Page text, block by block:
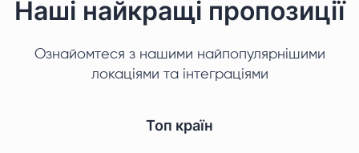
Наші найкращі пропозиції
Ознайомтеся з нашими найпопулярнішими
локаціями та інтеграціями
Топ країн